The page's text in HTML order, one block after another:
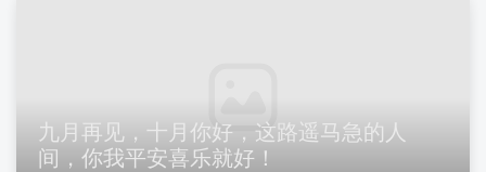
九月再见，十月你好，这路遥马急的人
间，你我平安喜乐就好！